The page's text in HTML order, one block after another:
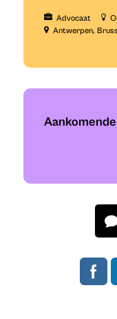
Advocaat
Antwerpen